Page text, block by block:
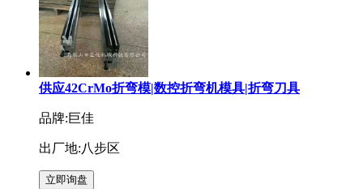
供应42CrMo折弯模|数控折弯机模具|折弯刀具
品牌:巨佳
出厂地:八步区